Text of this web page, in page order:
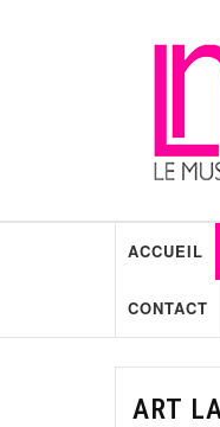
ACCUEIL
CONTACT
ART